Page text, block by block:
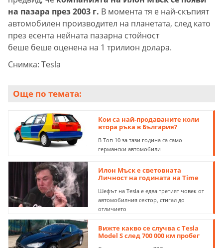
на пазара през 2003 г. В момента тя е най-скъпият
автомобилен производител на планетата, след като
през есента нейната пазарна стойност
беше беше оценена на 1 трилион долара.
Снимка: Tesla
Още по темата:
Кои са най-продаваните коли
втора ръка в България?
В Топ 10 за тази година са само
германски автомобили
Илон Мъск е световната
Личност на годината на Time
Шефът на Tesla е едва третият човек от
автомобилния сектор, стигал до
отличието
Вижте какво се случва с Tesla
Model S след 700 000 км пробег